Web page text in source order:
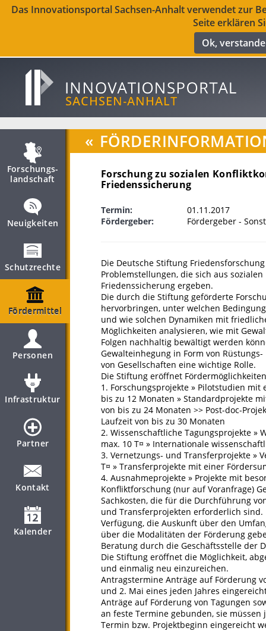
Das Innovationsportal Sachsen-Anhalt verwendet zur
Seite erklären
Ok,
Forschungs­
landschaft
Neuigkeiten
Schutzrechte
Fördermittel
Personen
Infrastruktur
Partner
Kontakt
Kalender
«
Forschung zu sozialen
Friedenssicherung
Termin:
01.11.2017
Fördergeber:
Fördergeber -
Die Deutsche Stiftung
Problemstellungen, die sich aus
Friedenssicherung ergeben.
Die durch die Stiftung geförderte
hervorbringen, unter welchen
und wie solchen Dynamiken mit
Möglichkeiten analysieren, wie mit
Folgen nachhaltig bewältigt werden
Gewalteinhegung in Form von
von Gesellschaften eine wichtige Rolle.
Die Stiftung eröffnet
1. Forschungsprojekte » Pilotstudien
bis zu 12 Monaten » Standardprojekte
von bis zu 24 Monaten >> Post-doc-
Laufzeit von bis zu 30 Monaten
2. Wissenschaftliche Tagungsprojekte »
max. 10 T¤ » Internationale
3. Vernetzungs- und Transferprojekte »
T¤ » Transferprojekte mit einer
4. Ausnahmeprojekte » Projekte mit
Konfliktforschung (nur auf Voranfrage)
Sachkosten, die für die Durchführung
und Transferprojekten erforderlich
Verfügung, die Auskunft über den
über die Modalitäten der Förderung
Beratung durch die Geschäftsstelle der
Die Stiftung eröffnet die Möglichkeit,
und einmalig neu einzureichen.
Antragstermine Anträge auf Förderung
und 2. Mai eines jeden Jahres
Anträge auf Förderung von Tagungen
an feste Termine gebunden, sie
Termin bzw. Projektbeginn eingereicht